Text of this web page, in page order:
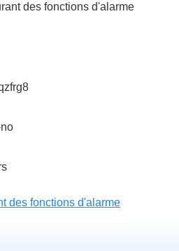
des fonctions d'alarme
des fonctions d'alarme